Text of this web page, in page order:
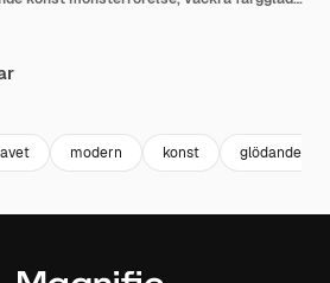
modern konst glödande